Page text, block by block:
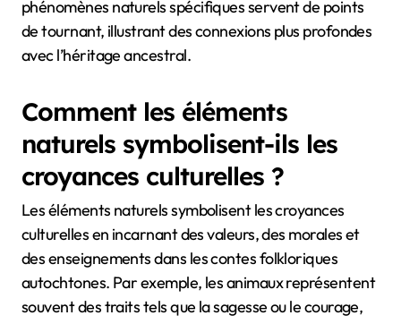
phénomènes naturels spécifiques servent de points
de tournant, illustrant des connexions plus profondes
avec l’héritage ancestral.
Comment les éléments
naturels symbolisent-ils les
croyances culturelles ?
Les éléments naturels symbolisent les croyances
culturelles en incarnant des valeurs, des morales et
des enseignements dans les contes folkloriques
autochtones. Par exemple, les animaux représentent
souvent des traits tels que la sagesse ou le courage,